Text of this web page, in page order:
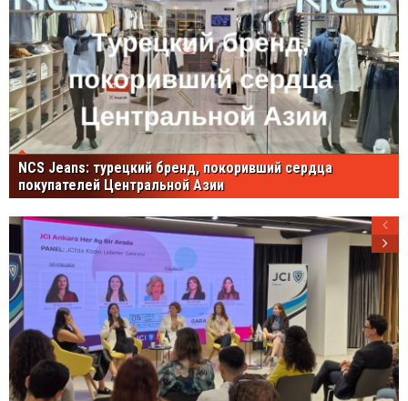
NCS Jeans: турецкий бренд, покоривший сердца
покупателей Центральной Азии